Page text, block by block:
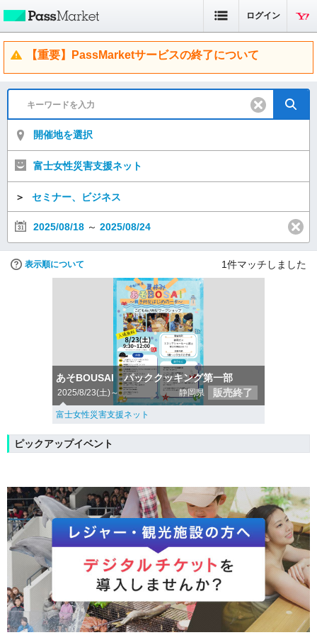
ログイン
【重要】PassMarketサービスの終了について
開催地を選択
富士女性災害支援ネット
＞ セミナー、ビジネス
2025/08/18 ～ 2025/08/24
表示順について 1件マッチしました
あそBOUSAI パッククッキング第一部
2025/8/23(土)～ 静岡県 販売終了
富士女性災害支援ネット
ピックアップイベント